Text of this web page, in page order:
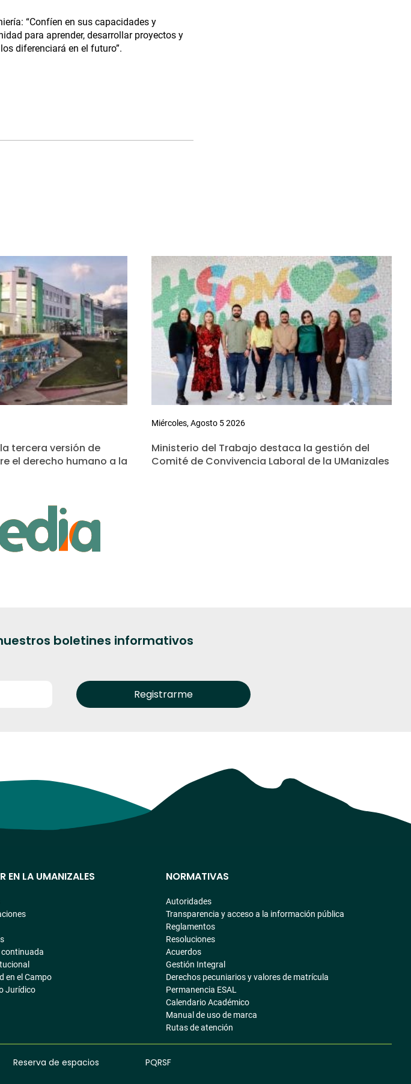
“Confíen en sus capacidades y
para aprender, desarrollar proyectos y
diferenciará en el futuro”.
tercera versión de
el derecho humano a la
Miércoles, Agosto 5 2026
Ministerio del Trabajo destaca la gestión del
Comité de Convivencia Laboral de la UManizales
boletines informativos
EN LA UMANIZALES
en el Campo
Jurídico
NORMATIVAS
Autoridades
Transparencia y acceso a la información pública
Reglamentos
Resoluciones
Acuerdos
Gestión Integral
Derechos pecuniarios y valores de matrícula
Permanencia ESAL
Calendario Académico
Manual de uso de marca
Rutas de atención
Reserva de espacios PQRSF